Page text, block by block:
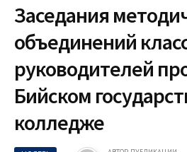
Заседания
объединений
руководителей
Бийском
колледже